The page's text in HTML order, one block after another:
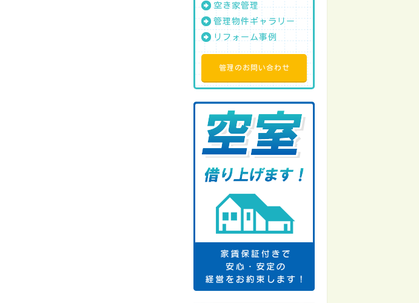
空き家管理
管理物件ギャラリー
リフォーム事例
管理のお問い合わせ